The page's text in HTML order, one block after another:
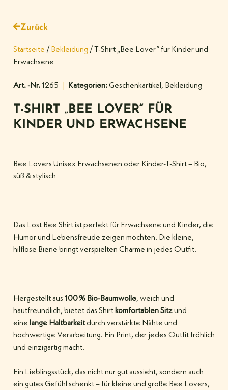
Zurück
Startseite / Bekleidung / T-Shirt „Bee Lover“ für Kinder und
Erwachsene
Art. -Nr.1265 Kategorien:Geschenkartikel, Bekleidung
T-SHIRT „BEE LOVER“ FÜR
KINDER UND ERWACHSENE
Bee Lovers Unisex Erwachsenen oder Kinder-T-Shirt – Bio,
süß & stylisch
Das Lost Bee Shirt ist perfekt für Erwachsene und Kinder, die
Humor und Lebensfreude zeigen möchten. Die kleine,
hilflose Biene bringt verspielten Charme in jedes Outfit.
Hergestellt aus 100 % Bio-Baumwolle, weich und
hautfreundlich, bietet das Shirtkomfortablen Sitzund
eine lange Haltbarkeitdurch verstärkte Nähte und
hochwertige Verarbeitung. Ein Print, der jedes Outfit fröhlich
und einzigartig macht.
Ein Lieblingsstück, das nicht nur gut aussieht, sondern auch
ein gutes Gefühl schenkt – für kleine und große Bee Lovers,